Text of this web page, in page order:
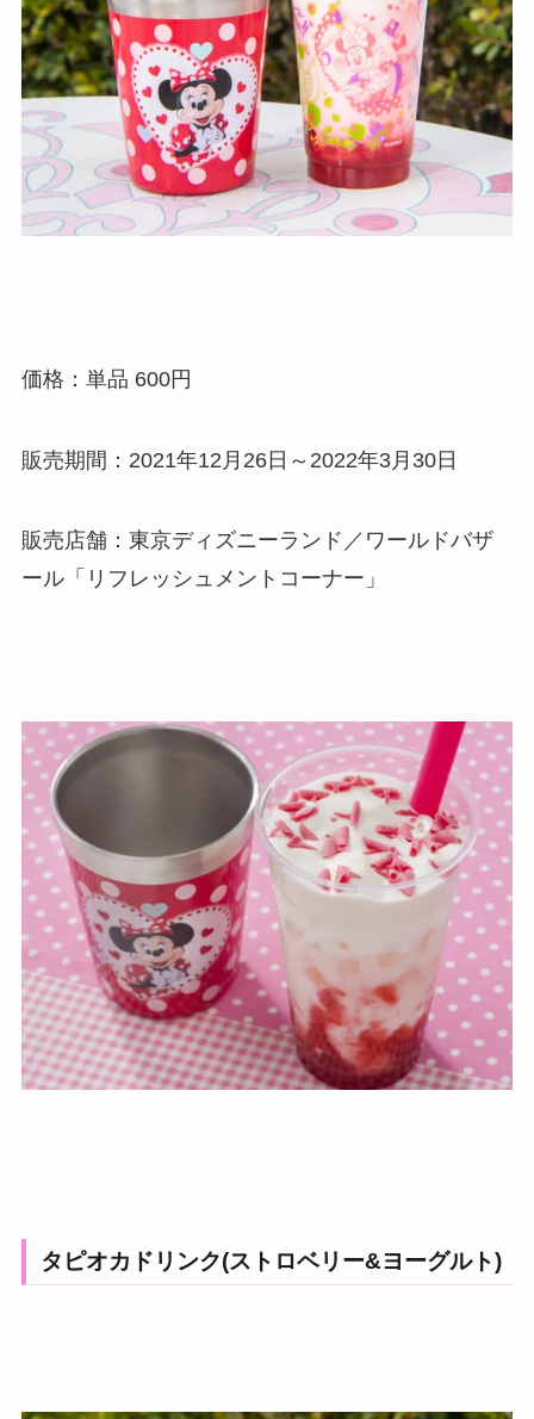
価格：単品 600円
販売期間：2021年12月26日～2022年3月30日
販売店舗：東京ディズニーランド／ワールドバザ
ール「リフレッシュメントコーナー」
タピオカドリンク(ストロベリー&ヨーグルト)